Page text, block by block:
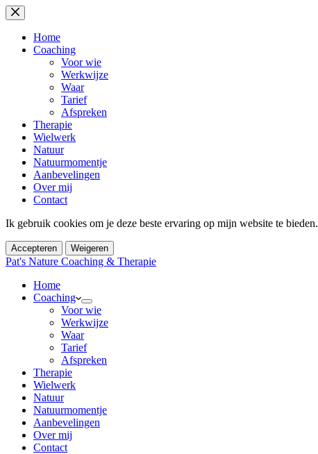
Ga
naar
inhoud
Home
Coaching
Voor wie
Werkwijze
Waar
Tarief
Afspreken
Therapie
Wielwerk
Natuur
Natuurmomentje
Aanbevelingen
Over mij
Contact
Ik gebruik cookies om je deze beste ervaring op mijn website te bieden.
Accepteren Weigeren
Pat's Nature Coaching & Therapie
Home
Coaching
Voor wie
Werkwijze
Waar
Tarief
Afspreken
Therapie
Wielwerk
Natuur
Natuurmomentje
Aanbevelingen
Over mij
Contact